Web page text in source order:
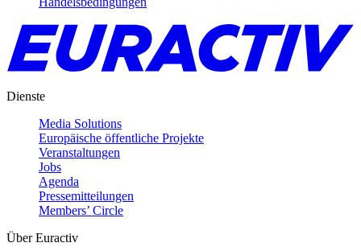
Dienste
Media Solutions
Europäische öffentliche Projekte
Veranstaltungen
Jobs
Agenda
Pressemitteilungen
Members’ Circle
Über Euractiv